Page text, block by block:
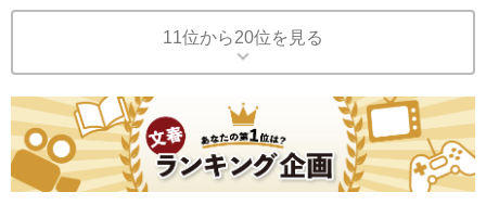
11位から20位を見る